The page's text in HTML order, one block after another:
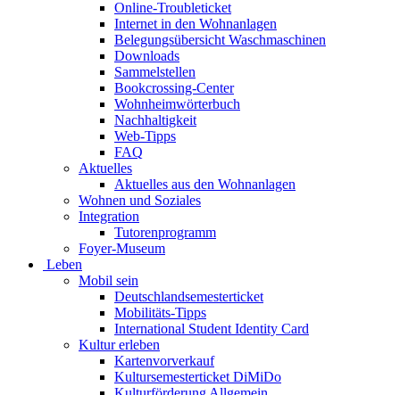
Online-Troubleticket
Internet in den Wohnanlagen
Belegungsübersicht Waschmaschinen
Downloads
Sammelstellen
Bookcrossing-Center
Wohnheimwörterbuch
Nachhaltigkeit
Web-Tipps
FAQ
Aktuelles
Aktuelles aus den Wohnanlagen
Wohnen und Soziales
Integration
Tutorenprogramm
Foyer-Museum
Leben
Mobil sein
Deutschlandsemesterticket
Mobilitäts-Tipps
International Student Identity Card
Kultur erleben
Kartenvorverkauf
Kultursemesterticket DiMiDo